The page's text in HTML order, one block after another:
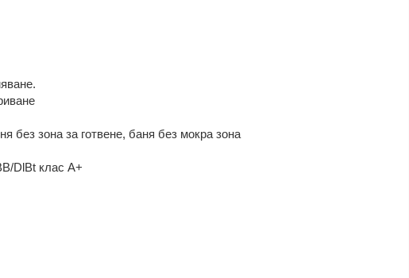
без зона за готвене, баня без мокра зона
DƖBt клас A+